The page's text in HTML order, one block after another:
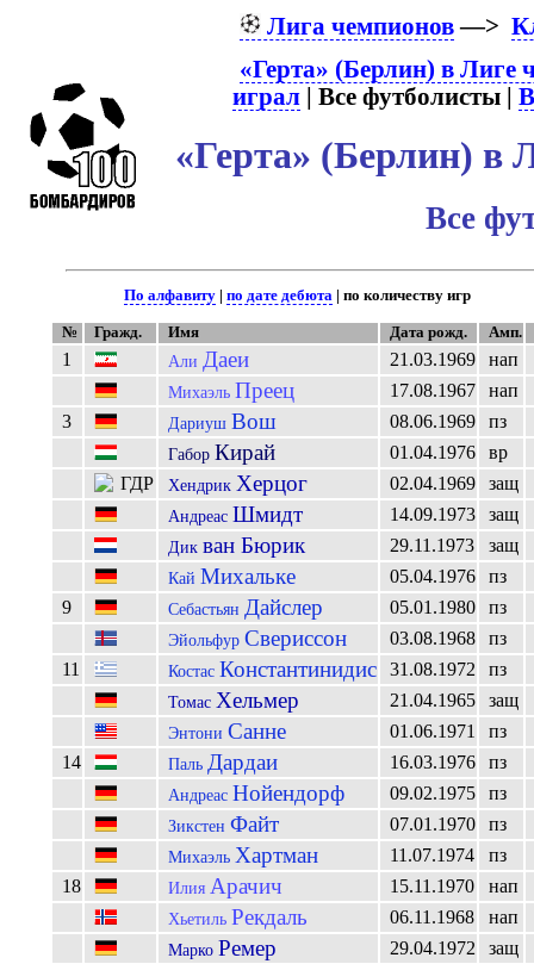
Лига чемпионов—>
«Герта» (Берлин) в Лиге
играл| Все футболисты |
«Герта» (Берлин)
Все
По алфавиту |по дате дебюта | по количеству игр
№ Гражд. Имя Дата рожд. Амп.
1 Али Даеи 21.03.1969 нап
Михаэль Преец 17.08.1967
нап
3
Дариуш Вош 08.06.1969 пз
Габор Кирай 01.04.1976 вр
Хендрик Херцог 02.04.1969 защ
Андреас Шмидт 14.09.1973 защ
Дик ван Бюрик 29.11.1973 защ
Кай Михальке 05.04.1976
пз
9
Себастьян Дайслер 05.01.1980 пз
Эйольфур Свериссон 03.08.1968
пз
11
Костас Константинидис 31.08.1972 пз
Томас Хельмер 21.04.1965 защ
Энтони Санне 01.06.1971
пз
14
Паль Дардаи 16.03.1976 пз
Андреас Нойендорф 09.02.1975 пз
Зикстен Файт 07.01.1970 пз
Михаэль Хартман 11.07.1974
пз
18
Илия Арачич 15.11.1970 нап
Хьетиль Рекдаль 06.11.1968 нап
Марко Ремер 29.04.1972
защ